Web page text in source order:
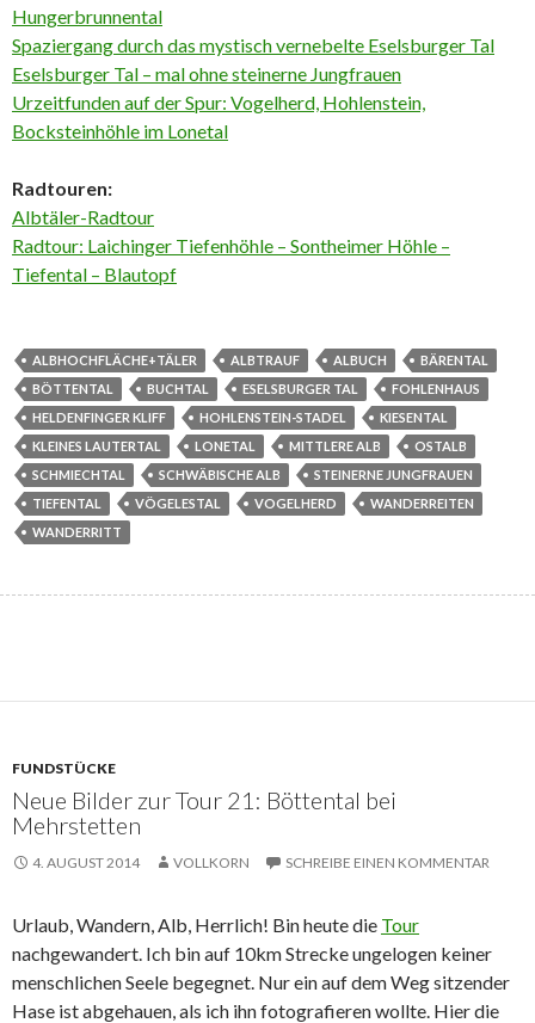
Hungerbrunnental
Spaziergang durch das mystisch vernebelte Eselsburger Tal
Eselsburger Tal – mal ohne steinerne Jungfrauen
Urzeitfunden auf der Spur: Vogelherd, Hohlenstein,
Bocksteinhöhle im Lonetal
Radtouren:
Albtäler-Radtour
Radtour: Laichinger Tiefenhöhle – Sontheimer Höhle –
Tiefental – Blautopf
ALBHOCHFLÄCHE+TÄLER ALBTRAUF ALBUCH
BÄRENTAL
BÖTTENTAL
BUCHTAL ESELSBURGER TAL
FOHLENHAUS
HELDENFINGER KLIFF
HOHLENSTEIN-STADEL
KIESENTAL
KLEINES LAUTERTAL
LONETAL MITTLERE ALB
OSTALB
SCHMIECHTAL
SCHWÄBISCHE ALB
STEINERNE JUNGFRAUEN
TIEFENTAL
VÖGELESTAL VOGELHERD
WANDERREITEN
WANDERRITT
FUNDSTÜCKE
Neue Bilder zur Tour 21: Böttental bei
Mehrstetten
4. AUGUST 2014 VOLLKORN SCHREIBE EINEN KOMMENTAR
Urlaub, Wandern, Alb, Herrlich! Bin heute die Tour
nachgewandert. Ich bin auf 10km Strecke ungelogen keiner
menschlichen Seele begegnet. Nur ein auf dem Weg sitzender
Hase ist abgehauen, als ich ihn fotografieren wollte. Hier die